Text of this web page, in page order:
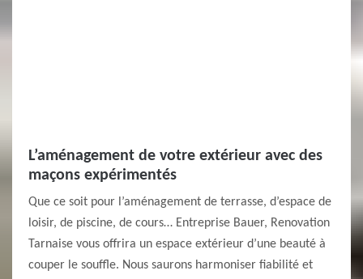
L’aménagement de votre extérieur avec des
maçons expérimentés
Que ce soit pour l’aménagement de terrasse, d’espace de
loisir, de piscine, de cours… Entreprise Bauer, Renovation
Tarnaise vous offrira un espace extérieur d’une beauté à
couper le souffle. Nous saurons harmoniser fiabilité et